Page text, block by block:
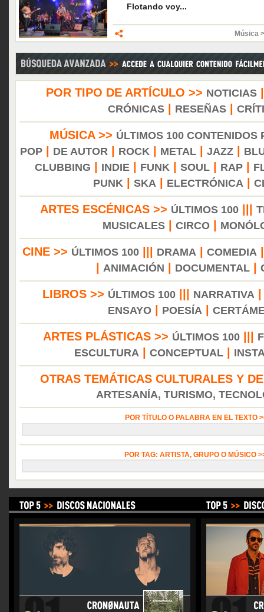
Flotando voy...
Música
POR TIPO DE ARTÍCULO >> NOTICIAS
CRÓNICAS| RESEÑAS|
MÚSICA >> ÚLTIMOS 100 CONTENIDOS
POP| DE AUTOR ROCK METAL| JAZZ|
CLUBBING
INDIE| FUNK SOUL| RAP|
PUNK
SKA ELECTRÓNICA
ARTES ESCÉNICAS >> ÚLTIMOS 100
MUSICALES
CIRCO
CINE >> ÚLTIMOS 100||| DRAMA COMEDIA
ANIMACIÓN DOCUMENTAL|
LIBROS >> ÚLTIMOS 100 NARRATIVA
ENSAYO| POESÍA
ARTES PLÁSTICAS >> ÚLTIMOS 100|||
ESCULTURA
CONCEPTUAL
OTRAS TEMÁTICAS CULTURALES Y
ARTESANÍA, TURISMO,
POR TÍTULO O PALABRA EN EL TEXTO
POR TAG: ARTISTA, GRUPO O MÚSICO